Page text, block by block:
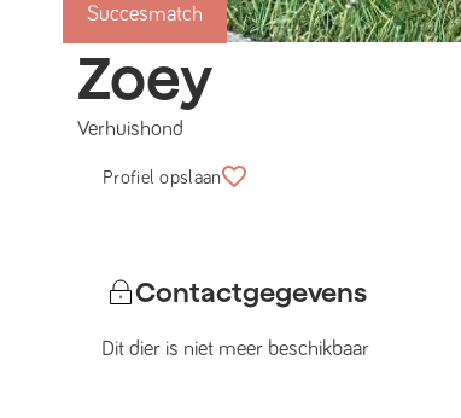
Succesmatch
Zoey
Verhuishond
Profiel opslaan
Contactgegevens
Dit dier is niet meer beschikbaar